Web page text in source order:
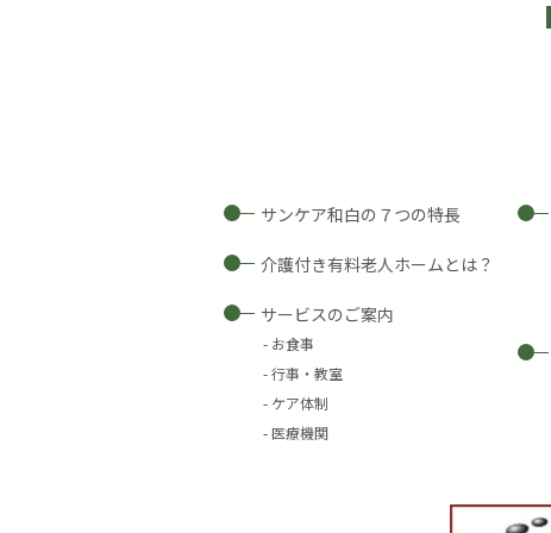
サンケア和白の７つの特長
介護付き有料老人ホームとは？
サービスのご案内
お食事
行事・教室
ケア体制
医療機関